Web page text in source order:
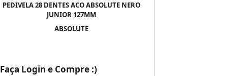
PEDIVELA 28 DENTES ACO ABSOLUTE NERO
JUNIOR 127MM
ABSOLUTE
Faça Login e Compre :)